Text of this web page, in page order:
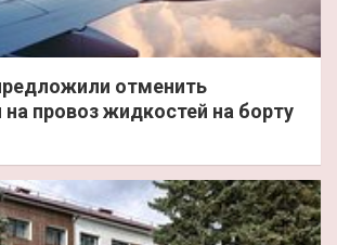
отменить
на провоз жидкостей на борту